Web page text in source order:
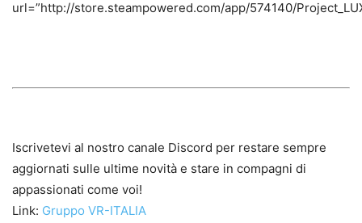
url=”http://store.steampowered.com/app/574140/
Iscrivetevi al nostro canale Discord per restare sempre
aggiornati sulle ultime novità e stare in compagni di
appassionati come voi!
Link: Gruppo VR-ITALIA